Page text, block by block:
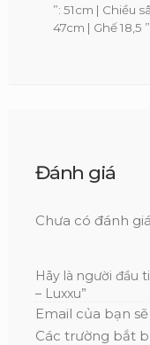
”: 51cm | Chiều
47cm | Ghế 18,5
Đánh giá
Chưa có đánh
Hãy là người đầu
– Luxxu”
Email của bạn
Các trường bắt